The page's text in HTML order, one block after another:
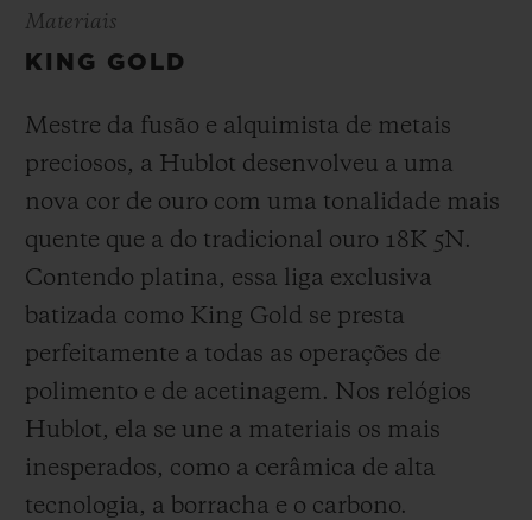
Materiais
KING GOLD
Mestre da fusão e alquimista de metais
preciosos, a Hublot desenvolveu a uma
nova cor de ouro com uma tonalidade mais
quente que a do tradicional ouro 18K 5N.
Contendo platina, essa liga exclusiva
batizada como King Gold se presta
perfeitamente a todas as operações de
polimento e de acetinagem. Nos relógios
Hublot, ela se une a materiais os mais
inesperados, como a cerâmica de alta
tecnologia, a borracha e o carbono.